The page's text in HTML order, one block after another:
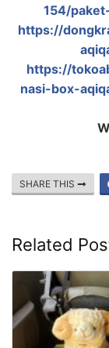
154/
https://
https://
nasi-box-
SHARE THIS
Related